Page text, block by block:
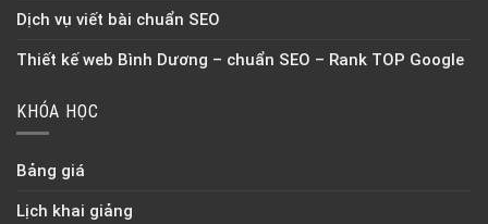
Dịch vụ viết bài chuẩn SEO
Thiết kế web Bình Dương – chuẩn SEO – Rank TOP Google
KHÓA HỌC
Bảng giá
Lịch khai giảng